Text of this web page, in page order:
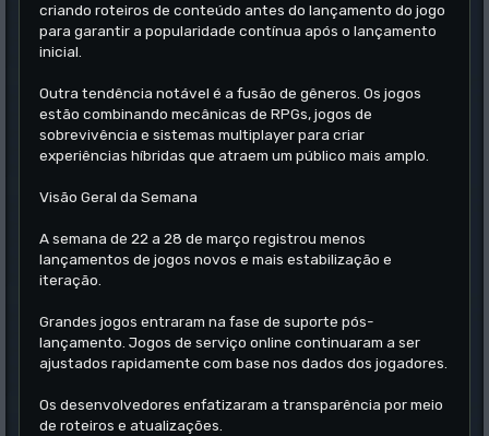
criando roteiros de conteúdo antes do lançamento do jogo
para garantir a popularidade contínua após o lançamento
inicial.
Outra tendência notável é a fusão de gêneros. Os jogos
estão combinando mecânicas de RPGs, jogos de
sobrevivência e sistemas multiplayer para criar
experiências híbridas que atraem um público mais amplo.
Visão Geral da Semana
A semana de 22 a 28 de março registrou menos
lançamentos de jogos novos e mais estabilização e
iteração.
Grandes jogos entraram na fase de suporte pós-
lançamento. Jogos de serviço online continuaram a ser
ajustados rapidamente com base nos dados dos jogadores.
Os desenvolvedores enfatizaram a transparência por meio
de roteiros e atualizações.